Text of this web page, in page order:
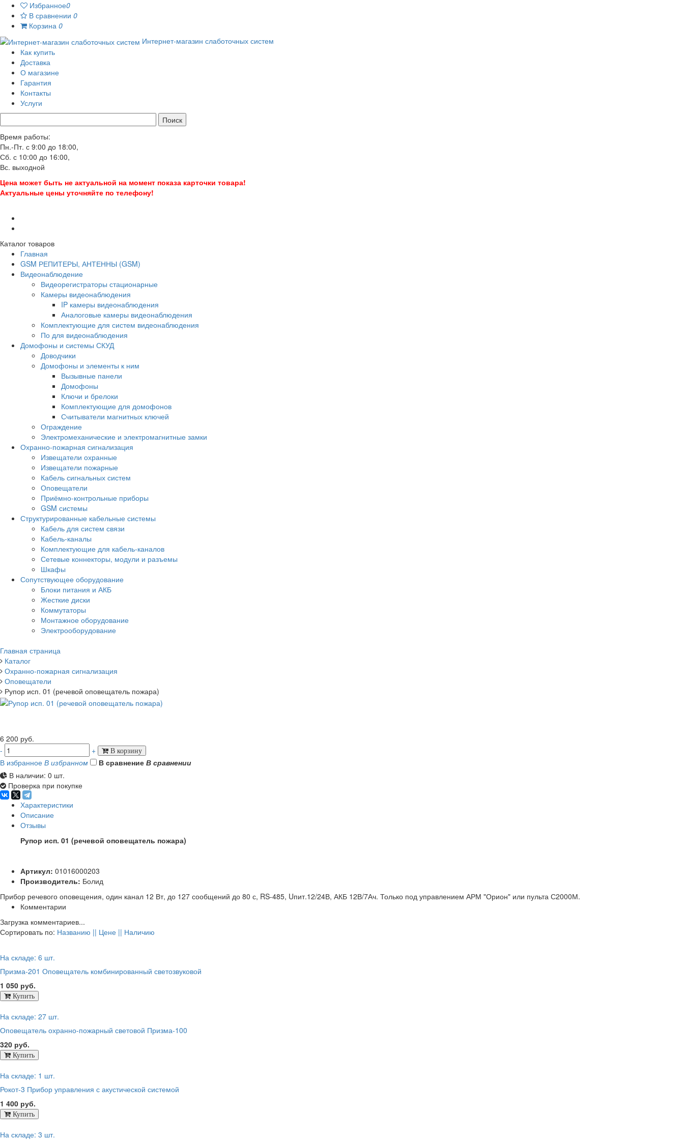
 Избранное0
 В сравнении 0
 Корзина 0
Интернет-магазин слаботочных систем
Как купить
Доставка
О магазине
Гарантия
Контакты
Услуги
Время работы:
Пн.-Пт. с 9:00 до 18:00,
Сб. с 10:00 до 16:00,
Вс. выходной
Цена может быть не актуальной на момент показа карточки товара!
Актуальные цены уточняйте по телефону!
Каталог товаров
Главная
GSM РЕПИТЕРЫ, АНТЕННЫ (GSM)
Видеонаблюдение
Видеорегистраторы стационарные
Камеры видеонаблюдения
IP камеры видеонаблюдения
Аналоговые камеры видеонаблюдения
Комплектующие для систем видеонаблюдения
По для видеонаблюдения
Домофоны и системы СКУД
Доводчики
Домофоны и элементы к ним
Вызывные панели
Домофоны
Ключи и брелоки
Комплектующие для домофонов
Считыватели магнитных ключей
Ограждение
Электромеханические и электромагнитные замки
Охранно-пожарная сигнализация
Извещатели охранные
Извещатели пожарные
Кабель сигнальных систем
Оповещатели
Приёмно-контрольные приборы
GSM системы
Структурированные кабельные системы
Кабель для систем связи
Кабель-каналы
Комплектующие для кабель-каналов
Сетевые коннекторы, модули и разъемы
Шкафы
Сопутствующее оборудование
Блоки питания и АКБ
Жесткие диски
Коммутаторы
Монтажное оборудование
Электрооборудование
Главная страница
Каталог
Охранно-пожарная сигнализация
Оповещатели
Рупор исп. 01 (речевой оповещатель пожара)
6 200 руб.
-
+
В избранное В избранном В сравнение В сравнении
 В наличии: 0 шт.
 Проверка при покупке
Характеристики
Описание
Отзывы
Рупор исп. 01 (речевой оповещатель пожара)
Артикул: 01016000203
Производитель: Болид
Прибор речевого оповещения, один канал 12 Вт, до 127 сообщений до 80 с, RS-485, Uпит.12/24В, АКБ 12В/7Ач. Только под управлением АРМ "Орион" или пульта С2000М.
Комментарии
Загрузка комментариев...
Сортировать по: Названию || Цене || Наличию
На складе: 6 шт.
Призма-201 Оповещатель комбинированный светозвуковой
1 050 руб.
На складе: 27 шт.
Оповещатель охранно-пожарный световой Призма-100
320 руб.
На складе: 1 шт.
Рокот-3 Прибор управления с акустической системой
1 400 руб.
На складе: 3 шт.